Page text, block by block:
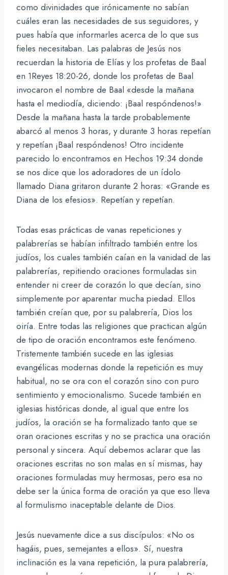
como divinidades que irónicamente no sabían
cuáles eran las necesidades de sus seguidores, y
pues había que informarles acerca de lo que sus
fieles necesitaban. Las palabras de Jesús nos
recuerdan la historia de Elías y los profetas de Baal
en 1Reyes 18:20-26, donde los profetas de Baal
invocaron el nombre de Baal «desde la mañana
hasta el mediodía, diciendo: ¡Baal respóndenos!»
Desde la mañana hasta la tarde probablemente
abarcó al menos 3 horas, y durante 3 horas repetían
y repetían ¡Baal respóndenos! Otro incidente
parecido lo encontramos en Hechos 19:34 donde
se nos dice que los adoradores de un ídolo
llamado Diana gritaron durante 2 horas: «Grande es
Diana de los efesios». Repetían y repetían.
Todas esas prácticas de vanas repeticiones y
palabrerías se habían infiltrado también entre los
judíos, los cuales también caían en la vanidad de las
palabrerías, repitiendo oraciones formuladas sin
entender ni creer de corazón lo que decían, sino
simplemente por aparentar mucha piedad. Ellos
también creían que, por su palabrería, Dios los
oiría. Entre todas las religiones que practican algún
de tipo de oración encontramos este fenómeno.
Tristemente también sucede en las iglesias
evangélicas modernas donde la repetición es muy
habitual, no se ora con el corazón sino con puro
sentimiento y emocionalismo. Sucede también en
iglesias históricas donde, al igual que entre los
judíos, la oración se ha formalizado tanto que se
oran oraciones escritas y no se practica una oración
personal y sincera. Aquí debemos aclarar que las
oraciones escritas no son malas en sí mismas, hay
oraciones formuladas muy hermosas, pero esa no
debe ser la única forma de oración ya que eso lleva
al formulismo inaceptable delante de Dios.
Jesús nuevamente dice a sus discípulos: «No os
hagáis, pues, semejantes a ellos». Sí, nuestra
inclinación es la vana repetición, la pura palabrería,